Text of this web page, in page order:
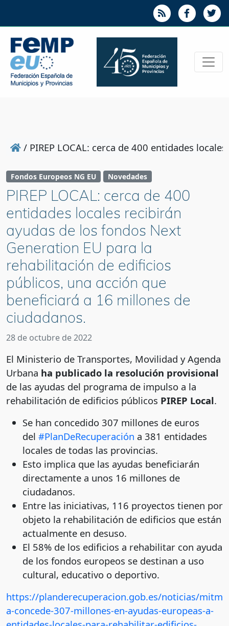
/ PIREP LOCAL: cerca de 400 entidades
Fondos Europeos NG EU Novedades
PIREP LOCAL: cerca de 400
entidades locales recibirán
ayudas de los fondos Next
Generation EU para la
rehabilitación de edificios
públicos, una acción que
beneficiará a 16 millones de
ciudadanos.
28 de octubre de 2022
El Ministerio de Transportes, Movilidad y Agenda
Urbana ha publicado la resolución provisional
de las ayudas del programa de impulso a la
rehabilitación de edificios públicos PIREP Local.
Se han concedido 307 millones de euros
del #PlanDeRecuperación a 381 entidades
locales de todas las provincias.
Esto implica que las ayudas beneficiarán
directamente a unos 16 millones de
ciudadanos.
Entre las iniciativas, 116 proyectos tienen por
objeto la rehabilitación de edificios que están
actualmente en desuso.
El 58% de los edificios a rehabilitar con ayuda
de los fondos europeos se destinan a uso
cultural, educativo o deportivo.
https://planderecuperacion.gob.es/noticias/mitm
a-concede-307-millones-en-ayudas-europeas-a-